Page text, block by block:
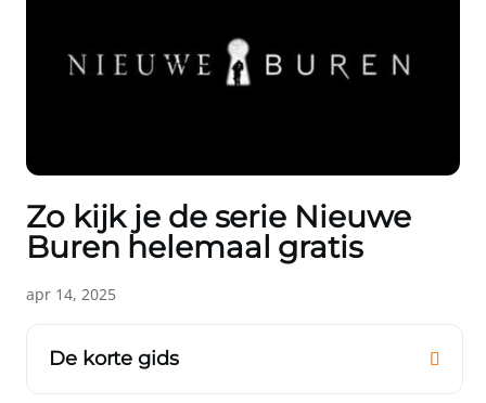
Zo kijk je de serie Nieuwe
Buren helemaal gratis
apr 14, 2025
De korte gids